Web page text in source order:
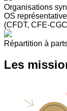
Organisations
OS
(CFDT, CFE-
Répartition à
Les